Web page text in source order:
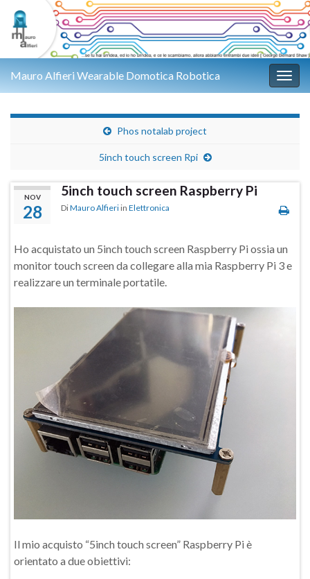
Mauro Alfieri Wearable Domotica Robotica
Phos notalab project
5inch touch screen Rpi
NOV
28
5inch touch screen Raspberry Pi
DiMauro Alfieri in Elettronica
Ho acquistato un 5inch touch screen Raspberry Pi ossia un
monitor touch screen da collegare alla mia Raspberry Pi 3 e
realizzare un terminale portatile.
Il mio acquisto “5inch touch screen” Raspberry Pi è
orientato a due obiettivi: